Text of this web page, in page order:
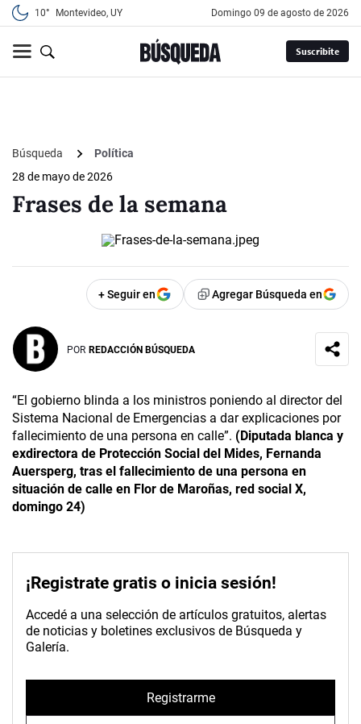
10° Montevideo, UY domingo 09 de agosto de 2026
Suscribite
Búsqueda
Política
28 de mayo de 2026
Frases de la semana
+ Seguir en Agregar Búsqueda en
POR REDACCIÓN BÚSQUEDA
“El gobierno blinda a los ministros poniendo al director del
Sistema Nacional de Emergencias a dar explicaciones por
fallecimiento de una persona en calle”. (Diputada blanca y
exdirectora de Protección Social del Mides, Fernanda
Auersperg, tras el fallecimiento de una persona en
situación de calle en Flor de Maroñas, red social X,
domingo 24)
¡Registrate gratis o inicia sesión!
Accedé a una selección de artículos gratuitos, alertas
de noticias y boletines exclusivos de Búsqueda y
Galería.
Registrarme